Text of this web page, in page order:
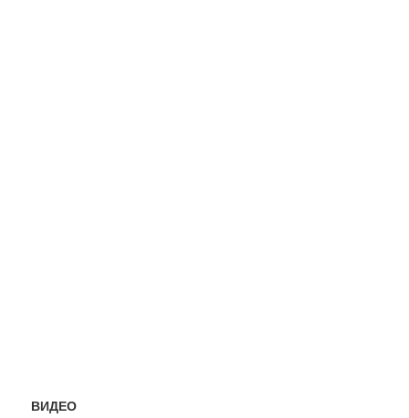
ВИДЕО